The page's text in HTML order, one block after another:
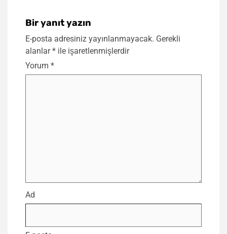
Bir yanıt yazın
E-posta adresiniz yayınlanmayacak. Gerekli
alanlar* ile işaretlenmişlerdir
Yorum *
Ad